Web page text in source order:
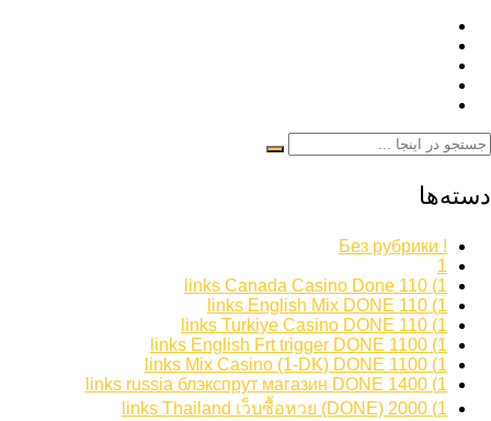
دسته‌ها
! Без рубрики
1
1) 110 links Canada Casino Done
1) 110 links English Mix DONE
1) 110 links Turkiye Casino DONE
1) 1100 links English Frt trigger DONE
1) 1100 links Mix Casino (1-DK) DONE
1) 1400 links russia блэкспрут магазин DONE
1) 2000 links Thailand เว็บซื้อหวย (DONE)